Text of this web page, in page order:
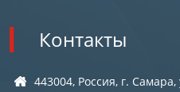
Контакты
443004, Россия, г. Самара,